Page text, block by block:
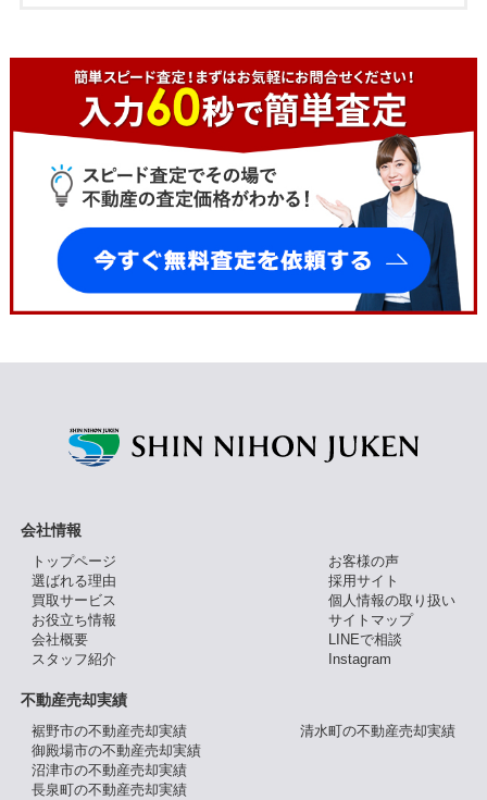
会社情報
トップページ
選ばれる理由
買取サービス
お役立ち情報
会社概要
スタッフ紹介
お客様の声
採用サイト
個人情報の取り扱い
サイトマップ
LINEで相談
Instagram
不動産売却実績
裾野市の不動産売却実績
御殿場市の不動産売却実績
沼津市の不動産売却実績
長泉町の不動産売却実績
清水町の不動産売却実績